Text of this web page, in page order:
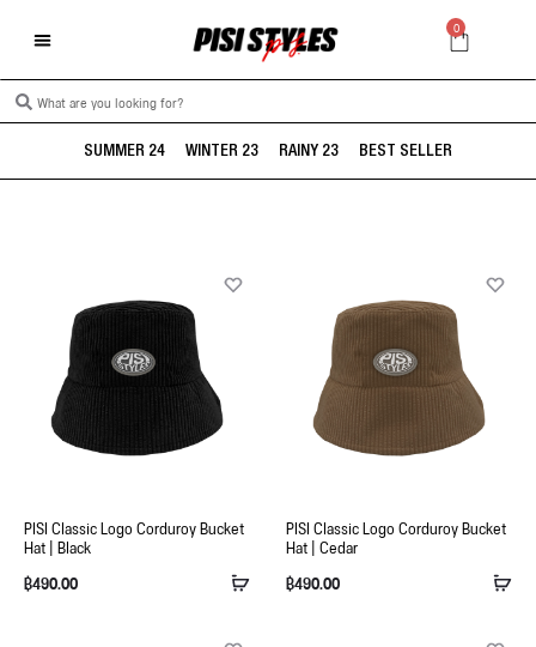
0
SUMMER 24 WINTER 23 RAINY 23 BEST SELLER
PISI Classic Logo Corduroy Bucket
Hat | Black
฿490.00
PISI Classic Logo Corduroy Bucket
Hat | Cedar
฿490.00